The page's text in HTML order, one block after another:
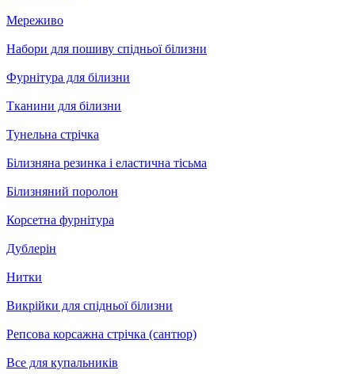
Мереживо
Набори для пошиву спідньої білизни
Фурнітура для білизни
Тканини для білизни
Тунельна стрічка
Білизняна резинка і еластична тісьма
Білизняний поролон
Корсетна фурнітура
Дублерін
Нитки
Викрійки для спідньої білизни
Репсова корсажна стрічка (сантюр)
Все для купальників